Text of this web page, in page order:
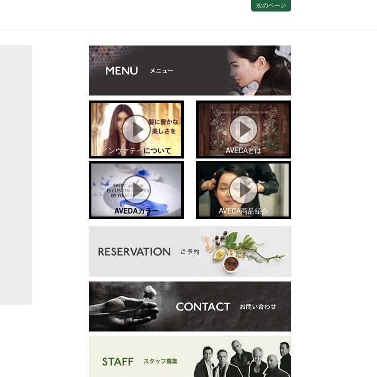
次のページ
インヴァテイについて AVEDAとは
AVEDAカラー AVEDA商品紹介